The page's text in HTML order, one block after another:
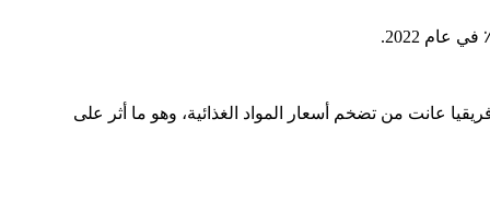
حيث خلص إلى أن 50٪ من دول الشرق الأوسط وشمال إفريقيا عانت من تضخم أسعار المواد الغذائية، وهو ما أثر على